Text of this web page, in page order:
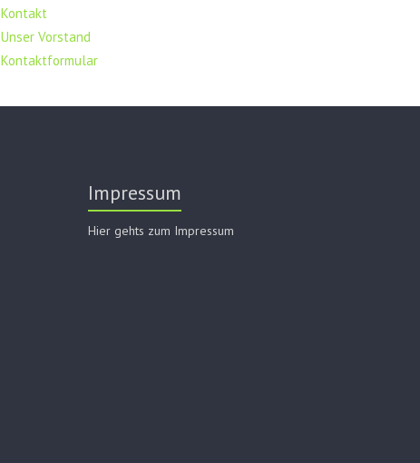
Kontakt
Unser Vorstand
Kontaktformular
Impressum
Hier gehts zum Impressum